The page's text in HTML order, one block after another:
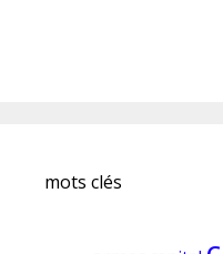
mots clés